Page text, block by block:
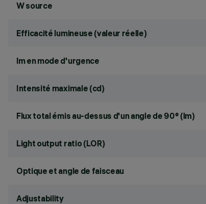
W source
Efficacité lumineuse (valeur réelle)
lm en mode d'urgence
Intensité maximale (cd)
Flux total émis au-dessus d'un angle de 90° (lm)
Light output ratio (LOR)
Optique et angle de faisceau
Adjustability